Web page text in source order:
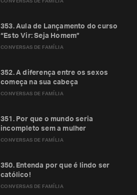
CONVERSAS DE FAMÍLIA
CONVERSAS DE FAMÍLIA
353. Aula de Lançamento do curso
“Esto Vir: Seja Homem”
CONVERSAS DE FAMÍLIA
352. A diferença entre os sexos
começa na sua cabeça
CONVERSAS DE FAMÍLIA
351. Por que o mundo seria
incompleto sem a mulher
CONVERSAS DE FAMÍLIA
350. Entenda por que é lindo ser
católico!